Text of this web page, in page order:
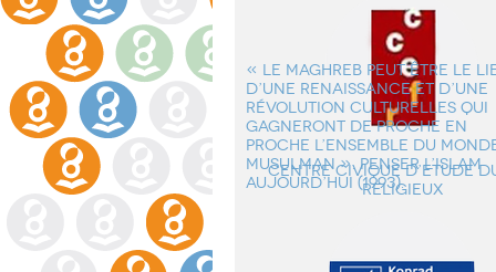
« LE MAGHREB PEUT ÊTRE LE
D’UNE RENAISSANCE ET D’UNE
RÉVOLUTION CULTURELLES QUI
GAGNERONT DE PROCHE EN
PROCHE L’ENSEMBLE DU
MUSULMAN ». PENSER L’ISLAM
AUJOURD’HUI (1993).
Centre Civique d’Etude
Religieux